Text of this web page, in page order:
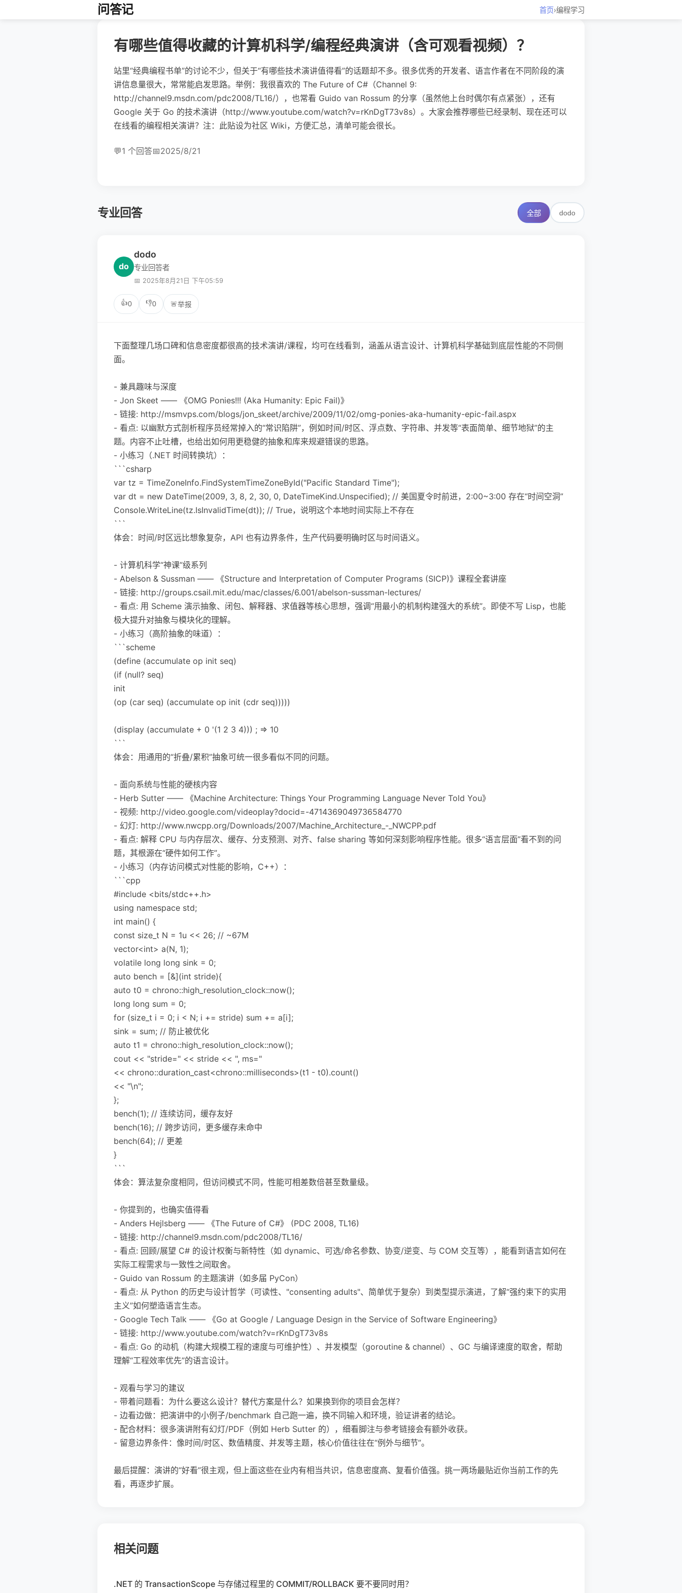
问答记 首页›编程学习
有哪些值得收藏的计算机科学/编程经典演讲（含可观看视频）？
站里“经典编程书单”的讨论不少，但关于“有哪些技术演讲值得看”的话题却不多。很多优秀的开发者、语言作者在不同阶段的演
讲信息量很大，常常能启发思路。举例：我很喜欢的 The Future of C#（Channel 9:
http://channel9.msdn.com/pdc2008/TL16/），也常看 Guido van Rossum 的分享（虽然他上台时偶尔有点紧张），还有
Google 关于 Go 的技术演讲（http://www.youtube.com/watch?v=rKnDgT73v8s）。大家会推荐哪些已经录制、现在还可以
在线看的编程相关演讲？注：此贴设为社区 Wiki，方便汇总，清单可能会很长。
💬1 个回答📅2025/8/21
专业回答 全部 dodo
do
dodo
专业回答者
📅 2025年8月21日 下午05:59
👍0 👎0 🚨举报
下面整理几场口碑和信息密度都很高的技术演讲/课程，均可在线看到，涵盖从语言设计、计算机科学基础到底层性能的不同侧
面。
- 兼具趣味与深度
- Jon Skeet —— 《OMG Ponies!!! (Aka Humanity: Epic Fail)》
- 链接: http://msmvps.com/blogs/jon_skeet/archive/2009/11/02/omg-ponies-aka-humanity-epic-fail.aspx
- 看点: 以幽默方式剖析程序员经常掉入的“常识陷阱”，例如时间/时区、浮点数、字符串、并发等“表面简单、细节地狱”的主
题。内容不止吐槽，也给出如何用更稳健的抽象和库来规避错误的思路。
- 小练习（.NET 时间转换坑）：
```csharp
var tz = TimeZoneInfo.FindSystemTimeZoneById("Pacific Standard Time");
var dt = new DateTime(2009, 3, 8, 2, 30, 0, DateTimeKind.Unspecified); // 美国夏令时前进，2:00~3:00 存在“时间空洞”
Console.WriteLine(tz.IsInvalidTime(dt)); // True，说明这个本地时间实际上不存在
```
体会：时间/时区远比想象复杂，API 也有边界条件，生产代码要明确时区与时间语义。
- 计算机科学“神课”级系列
- Abelson & Sussman —— 《Structure and Interpretation of Computer Programs (SICP)》课程全套讲座
- 链接: http://groups.csail.mit.edu/mac/classes/6.001/abelson-sussman-lectures/
- 看点: 用 Scheme 演示抽象、闭包、解释器、求值器等核心思想，强调“用最小的机制构建强大的系统”。即使不写 Lisp，也能
极大提升对抽象与模块化的理解。
- 小练习（高阶抽象的味道）：
```scheme
(define (accumulate op init seq)
(if (null? seq)
init
(op (car seq) (accumulate op init (cdr seq)))))
(display (accumulate + 0 '(1 2 3 4))) ; => 10
```
体会：用通用的“折叠/累积”抽象可统一很多看似不同的问题。
- 面向系统与性能的硬核内容
- Herb Sutter —— 《Machine Architecture: Things Your Programming Language Never Told You》
- 视频: http://video.google.com/videoplay?docid=-4714369049736584770
- 幻灯: http://www.nwcpp.org/Downloads/2007/Machine_Architecture_-_NWCPP.pdf
- 看点: 解释 CPU 与内存层次、缓存、分支预测、对齐、false sharing 等如何深刻影响程序性能。很多“语言层面”看不到的问
题，其根源在“硬件如何工作”。
- 小练习（内存访问模式对性能的影响，C++）：
```cpp
#include <bits/stdc++.h>
using namespace std;
int main() {
const size_t N = 1u << 26; // ~67M
vector<int> a(N, 1);
volatile long long sink = 0;
auto bench = [&](int stride){
auto t0 = chrono::high_resolution_clock::now();
long long sum = 0;
for (size_t i = 0; i < N; i += stride) sum += a[i];
sink = sum; // 防止被优化
auto t1 = chrono::high_resolution_clock::now();
cout << "stride=" << stride << ", ms="
<< chrono::duration_cast<chrono::milliseconds>(t1 - t0).count()
<< "\n";
};
bench(1); // 连续访问，缓存友好
bench(16); // 跨步访问，更多缓存未命中
bench(64); // 更差
}
```
体会：算法复杂度相同，但访问模式不同，性能可相差数倍甚至数量级。
- 你提到的，也确实值得看
- Anders Hejlsberg —— 《The Future of C#》 (PDC 2008, TL16)
- 链接: http://channel9.msdn.com/pdc2008/TL16/
- 看点: 回顾/展望 C# 的设计权衡与新特性（如 dynamic、可选/命名参数、协变/逆变、与 COM 交互等），能看到语言如何在
实际工程需求与一致性之间取舍。
- Guido van Rossum 的主题演讲（如多届 PyCon）
- 看点: 从 Python 的历史与设计哲学（可读性、"consenting adults"、简单优于复杂）到类型提示演进，了解“强约束下的实用
主义”如何塑造语言生态。
- Google Tech Talk —— 《Go at Google / Language Design in the Service of Software Engineering》
- 链接: http://www.youtube.com/watch?v=rKnDgT73v8s
- 看点: Go 的动机（构建大规模工程的速度与可维护性）、并发模型（goroutine & channel）、GC 与编译速度的取舍，帮助
理解“工程效率优先”的语言设计。
- 观看与学习的建议
- 带着问题看：为什么要这么设计？替代方案是什么？如果换到你的项目会怎样？
- 边看边做：把演讲中的小例子/benchmark 自己跑一遍，换不同输入和环境，验证讲者的结论。
- 配合材料：很多演讲附有幻灯/PDF（例如 Herb Sutter 的），细看脚注与参考链接会有额外收获。
- 留意边界条件：像时间/时区、数值精度、并发等主题，核心价值往往在“例外与细节”。
最后提醒：演讲的“好看”很主观，但上面这些在业内有相当共识，信息密度高、复看价值强。挑一两场最贴近你当前工作的先
看，再逐步扩展。
相关问题
.NET 的 TransactionScope 与存储过程里的 COMMIT/ROLLBACK 要不要同时用？